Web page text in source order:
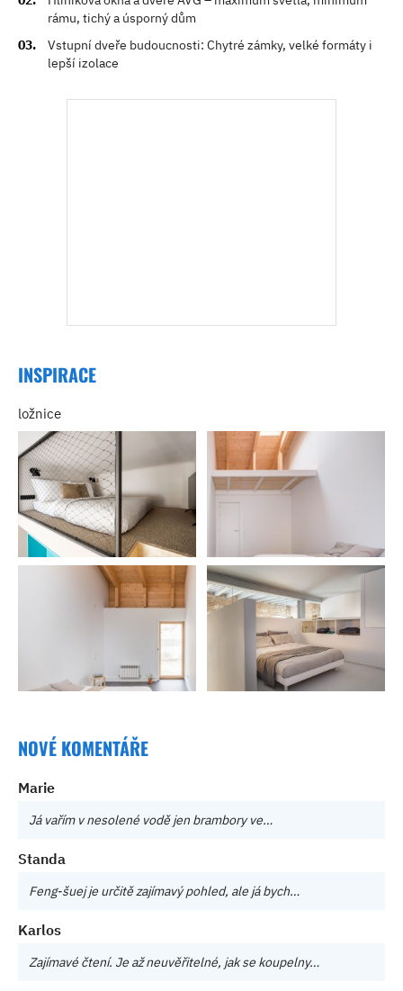
rámu, tichý a úsporný dům
Vstupní dveře budoucnosti: Chytré zámky, velké formáty i
lepší izolace
INSPIRACE
ložnice
NOVÉ KOMENTÁŘE
Marie
Já vařím v nesolené vodě jen brambory ve…
Standa
Feng-šuej je určitě zajímavý pohled, ale já bych…
Karlos
Zajímavé čtení. Je až neuvěřitelné, jak se koupelny…